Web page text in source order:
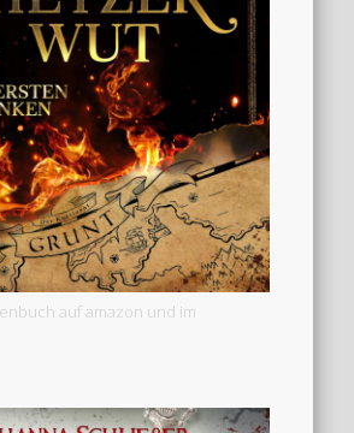
auf amazon und im